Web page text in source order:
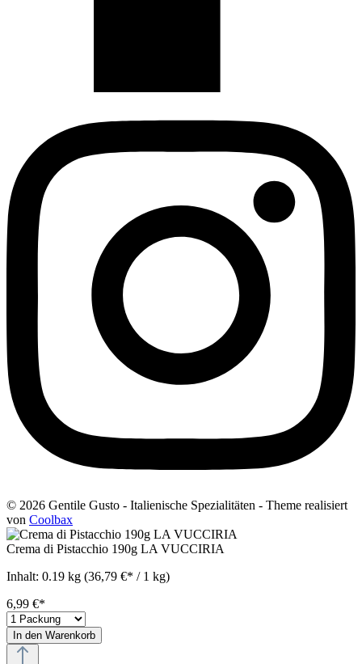
© 2026 Gentile Gusto - Italienische Spezialitäten - Theme realisiert
von Coolbax
Crema di Pistacchio 190g LA VUCCIRIA
Inhalt: 0.19 kg (36,79 €* / 1 kg)
6,99 €*
In den Warenkorb